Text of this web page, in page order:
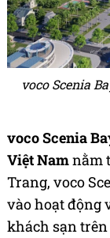
voco Scenia
voco Scenia
Việt Namnằm
Trang, voco
vào hoạt động
khách sạn